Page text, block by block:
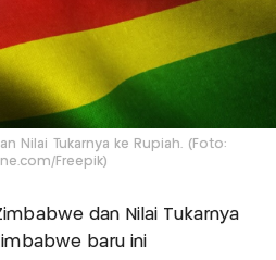
Nilai Tukarnya ke Rupiah. (Foto:
Freepik)
dan Nilai Tukarnya
baru ini